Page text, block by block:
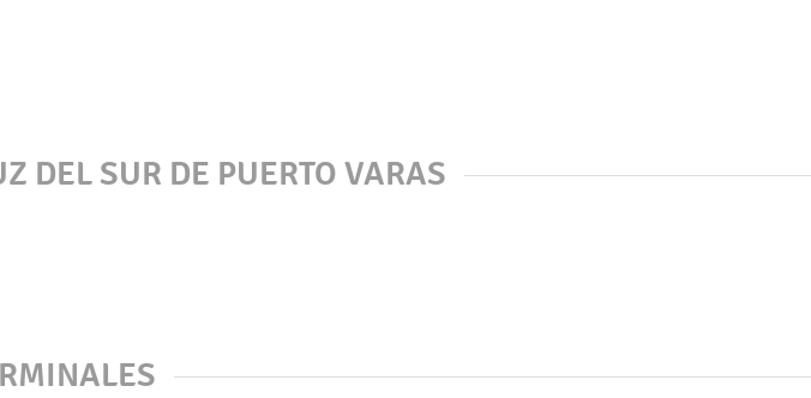
DEL SUR DE PUERTO VARAS